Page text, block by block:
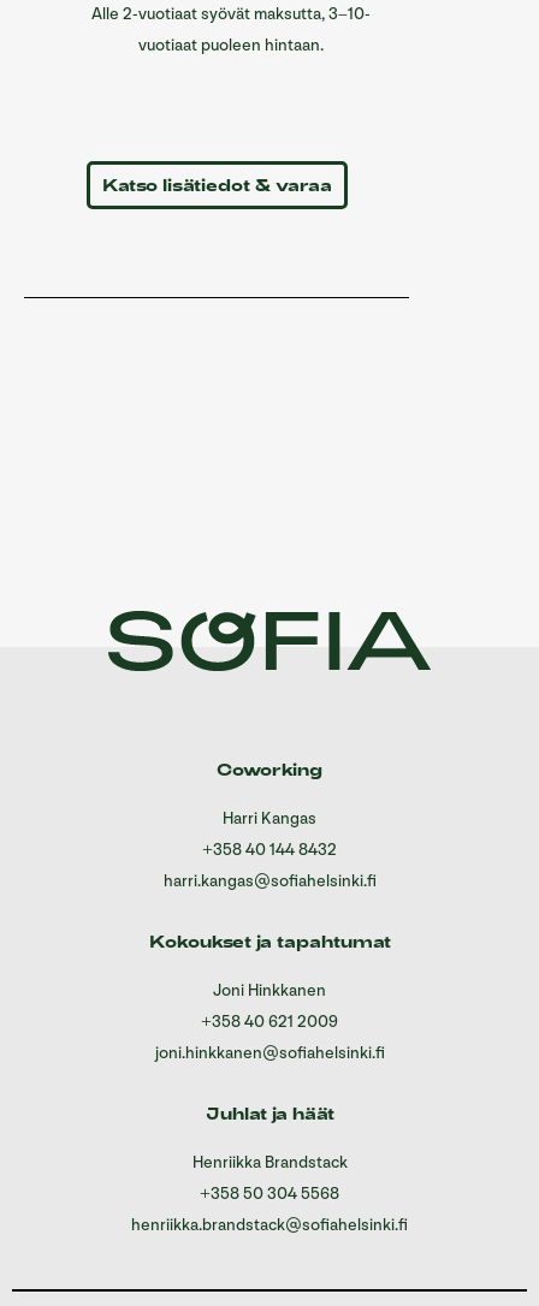
Alle 2-vuotiaat syövät maksutta, 3–10-
vuotiaat puoleen hintaan.
Katso lisätiedot & varaa
Coworking
Harri Kangas
+358 40 144 8432
harri.kangas@sofiahelsinki.fi
Kokoukset ja tapahtumat
Joni Hinkkanen
+358 40 621 2009
joni.hinkkanen@sofiahelsinki.fi
Juhlat ja häät
Henriikka Brandstack
+358 50 304 5568
henriikka.brandstack@sofiahelsinki.fi